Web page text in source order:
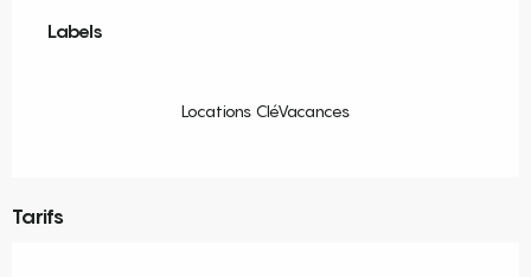
Labels
Labels
Locations CléVacances
Tarifs